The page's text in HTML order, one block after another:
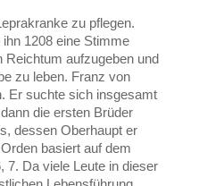
zu pflegen.
1208 eine Stimme
Reichtum aufzugeben und
zu leben. Franz von
Er suchte sich insgesamt
die ersten Brüder
dessen Oberhaupt er
basiert auf dem
7. Da viele Leute in dieser